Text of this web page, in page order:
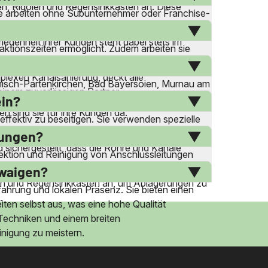
Rigolen und Regensinkkästen an. Diese
ohne Subunternehmer oder Franchise-
eine effektive Reinigung und Inspektion zu
ihrer Kunden steht dabei stets im
ermöglicht. Zudem arbeiten sie
24-Stunden-Notdienst ohne
Kanalsanierung, deckt alle
zuverlässigen Partner.
Partenkirchen, Bad Bayersoien, Murnau am
aktiv. Ihre regionale Präsenz ermöglicht es
sind sie für ihre Kunden da.
zu beseitigen. Sie verwenden spezielle
zementartigen Ablagerungen gehört zu
dass die Rohre und Kanäle
und Reinigung von Anschlussleitungen
auch hinsichtlich der richtigen Nutzung
Regensinkkästen an, um Ablagerungen zu
und lokalen Präsenz. Sie bieten einen
selbst aus, was eine hohe Qualität
und einem breiten
zu meistern.